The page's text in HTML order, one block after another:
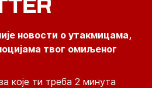
новости о утакмицама,
твог омиљеног
које ти треба 2 минута